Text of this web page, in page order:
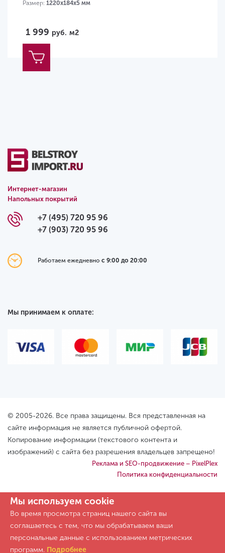
Размер: 1220х184х5 мм
1 999 руб. м2
Интернет-магазин
Напольных покрытий
+7 (495) 720 95 96
+7 (903) 720 95 96
Работаем ежедневно с 9:00 до 20:00
Мы принимаем к оплате:
© 2005-2026. Все права защищены. Вся представленная на
сайте информация не является публичной офертой.
Копирование информации (текстового контента и
изображений) с сайта без разрешения владельцев запрещено!
Реклама и SEO-продвижение – PixelPlex
Политика конфиденциальности
Мы используем cookie
Во время просмотра страниц нашего сайта вы
соглашаетесь с тем, что мы обрабатываем ваши
персональные данные с использованием метрических
программ. Подробнее